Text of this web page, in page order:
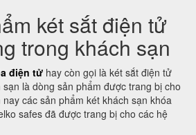
két sắt điện tử
trong khách sạn
điện tử hay còn gọi là két sắt điện tử
là dòng sản phẩm được trang bị cho
các sản phẩm két khách sạn khóa
safes đã được trang bị cho các hệ